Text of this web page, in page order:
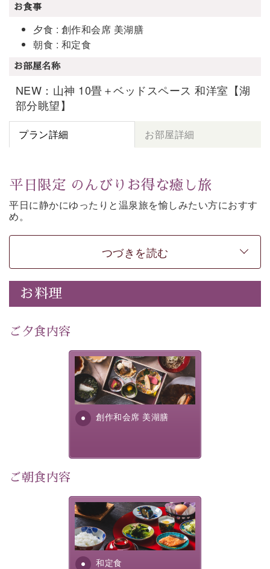
お食事
夕食 : 創作和会席 美湖膳
朝食 : 和定食
お部屋名称
NEW：山神 10畳＋ベッドスペース 和洋室【湖
部分眺望】
プラン詳細 お部屋詳細
平日限定 のんびりお得な癒し旅
平日に静かにゆったりと温泉旅を愉しみたい方におすす
め。
い。
どなたでもお得にご予約できます。
-----------【安心への取り組み】----------
個室料亭、貸切風呂のご利用が可能な上、 安心安全にご
滞在いただけるよう
徹底した衛生管理を行っております。
---------------------------------------------
【公式限定価格】 通常料金よりお一人様1100円引き
・朝夕個室料亭で個室食
・館内着をご用意
・就寝用パジャマをご用意
・館内フリーWi-Fi
・チェックイン15時、チェックアウト10時
つづきを読む
お料理
ご夕食内容
創作和会席 美湖膳
美湖膳とは諏訪の地で特別を
提供する為に料理長・神原 裕
明が考え出した創作和会席で
す。美しい諏訪湖の幸...
ご朝食内容
和定食
さっぱりとした和食膳に使わ
れる食材は、諏訪の名産品を
ふんだんに取り入れ、安心・
安全を心掛けた長野県産...